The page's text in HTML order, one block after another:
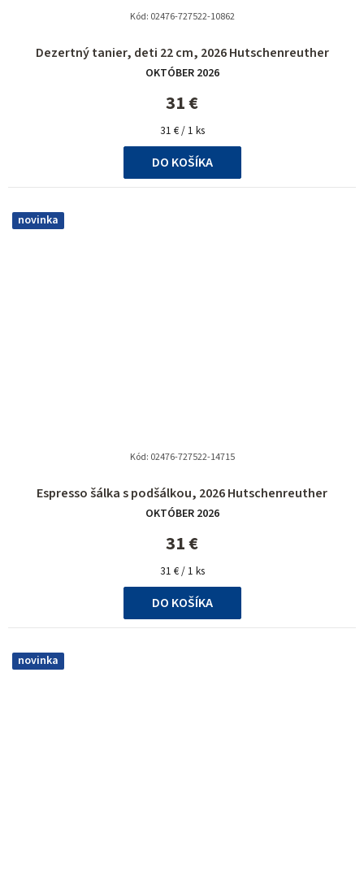
Dezertný tanier, deti 22 cm, 2026 Hutschenreuther
OKTÓBER 2026
31 €
Jednotková
cena:
31 € / 1 ks
DO KOŠÍKA
Kód: 02476-727522-10862
novinka
Espresso šálka s podšálkou, 2026 Hutschenreuther
OKTÓBER 2026
31 €
Jednotková
cena:
31 € / 1 ks
DO KOŠÍKA
Kód: 02476-727522-14715
novinka